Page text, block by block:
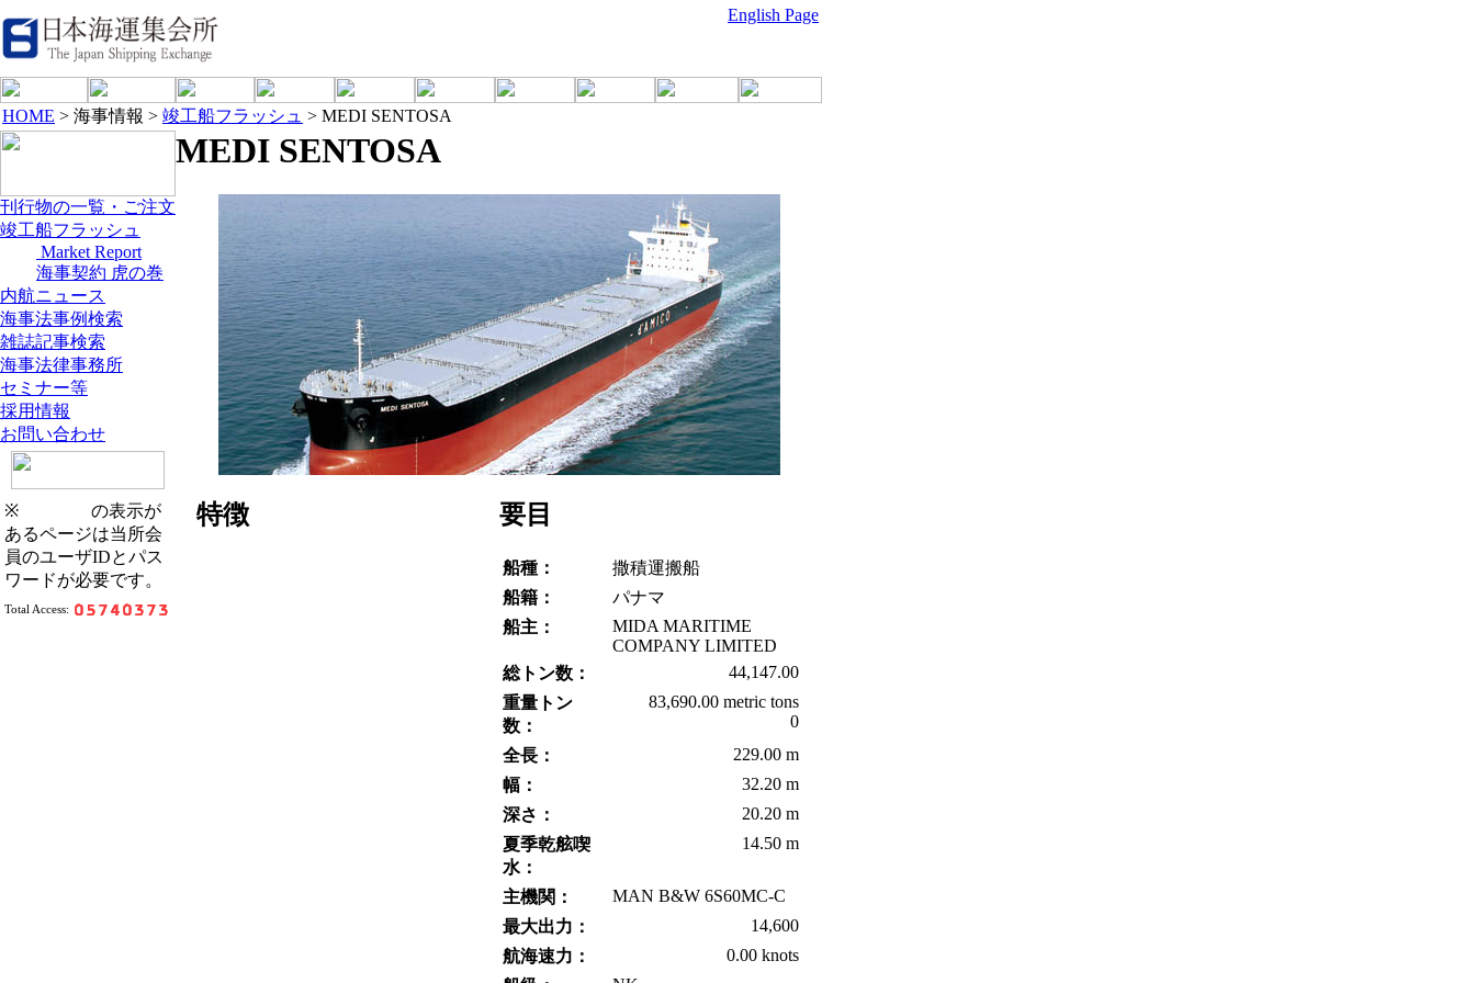
English Page
HOME > 海事情報 > 竣工船フラッシュ > MEDI SENTOSA
刊行物の一覧・ご注文
竣工船フラッシュ
Market Report
海事契約 虎の巻
内航ニュース
海事法事例検索
雑誌記事検索
海事法律事務所
セミナー等
採用情報
お問い合わせ
※
の表示が
あるページは当所会
員のユーザIDとパス
ワードが必要です。
Total Access:
MEDI SENTOSA
特徴 要目
船種：
撒積運搬船
船籍：
パナマ
船主：
MIDA MARITIME
COMPANY LIMITED
総トン数：
44,147.00
重量トン
数：
83,690.00 metric tons
0
全長：
229.00 m
幅：
32.20 m
深さ：
20.20 m
夏季乾舷喫
水：
14.50 m
主機関：
MAN B&W 6S60MC-C
最大出力：
14,600
航海速力：
0.00 knots